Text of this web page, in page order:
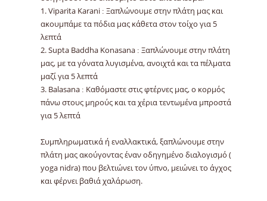
1. Viparita Karani : Ξαπλώνουμε στην πλάτη μας και
ακουμπάμε τα πόδια μας κάθετα στον τοίχο για 5
λεπτά
2. Supta Baddha Konasana : Ξαπλώνουμε στην πλάτη
μας, με τα γόνατα λυγισμένα, ανοιχτά και τα πέλματα
μαζί για 5 λεπτά
3. Balasana : Καθόμαστε στις φτέρνες μας, ο κορμός
πάνω στους μηρούς και τα χέρια τεντωμένα μπροστά
για 5 λεπτά
Συμπληρωματικά ή εναλλακτικά, ξαπλώνουμε στην
πλάτη μας ακούγοντας έναν οδηγημένο διαλογισμό (
yoga nidra) που βελτιώνει τον ύπνο, μειώνει το άγχος
και φέρνει βαθιά χαλάρωση.